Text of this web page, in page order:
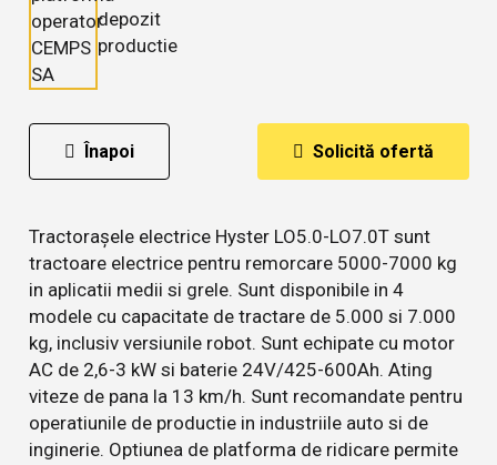
Înapoi Solicită ofertă
Tractorașele electrice Hyster LO5.0-LO7.0T sunt
tractoare electrice pentru remorcare 5000-7000 kg
in aplicatii medii si grele. Sunt disponibile in 4
modele cu capacitate de tractare de 5.000 si 7.000
kg, inclusiv versiunile robot. Sunt echipate cu motor
AC de 2,6-3 kW si baterie 24V/425-600Ah. Ating
viteze de pana la 13 km/h. Sunt recomandate pentru
operatiunile de productie in industriile auto si de
inginerie. Optiunea de platforma de ridicare permite